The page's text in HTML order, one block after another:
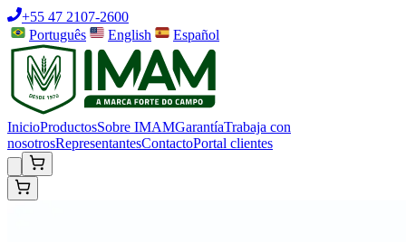
+55 47 2107-2600
Português
English Español
InicioProductosSobre IMAMGarantíaTrabaja con
nosotrosRepresentantesContactoPortal clientes